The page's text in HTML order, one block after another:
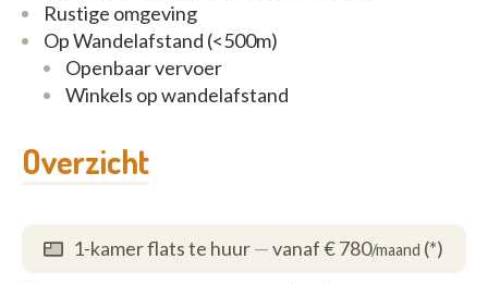
Rustige omgeving
Op Wandelafstand (<500m)
Openbaar vervoer
Winkels op wandelafstand
Overzicht
1-kamer flats te huur—vanaf € 780/maand (*)